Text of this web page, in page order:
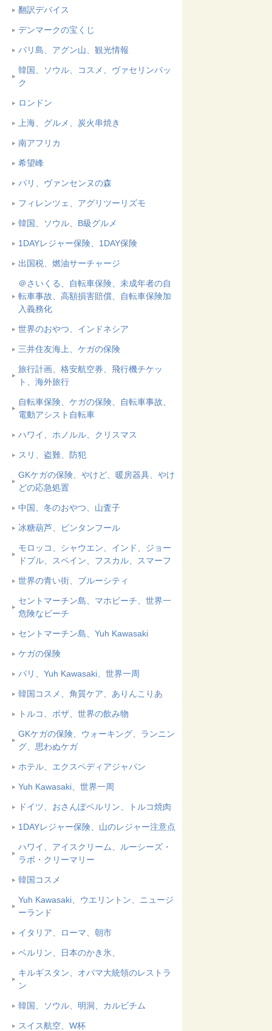
翻訳デバイス
デンマークの宝くじ
バリ島、アグン山、観光情報
韓国、ソウル、コスメ、ヴァセリンパッ
ク
ロンドン
上海、グルメ、炭火串焼き
南アフリカ
希望峰
パリ、ヴァンセンヌの森
フィレンツェ、アグリツーリズモ
韓国、ソウル、B級グルメ
1DAYレジャー保険、1DAY保険
出国税、燃油サーチャージ
＠さいくる、自転車保険、未成年者の自
転車事故、高額損害賠償、自転車保険加
入義務化
世界のおやつ、インドネシア
三井住友海上、ケガの保険
旅行計画、格安航空券、飛行機チケッ
ト、海外旅行
自転車保険、ケガの保険、自転車事故、
電動アシスト自転車
ハワイ、ホノルル、クリスマス
スリ、盗難、防犯
GKケガの保険、やけど、暖房器具、やけ
どの応急処置
中国、冬のおやつ、山査子
冰糖葫芦、ビンタンフール
モロッコ、シャウエン、インド、ジョー
ドプル、スペイン、フスカル、スマーフ
世界の青い街、ブルーシティ
セントマーチン島、マホビーチ、世界一
危険なビーチ
セントマーチン島、Yuh Kawasaki
ケガの保険
パリ、Yuh Kawasaki、世界一周
韓国コスメ、角質ケア、ありんこりあ
トルコ、ボザ、世界の飲み物
GKケガの保険、ウォーキング、ランニン
グ、思わぬケガ
ホテル、エクスペディアジャパン
Yuh Kawasaki、世界一周
ドイツ、おさんぽベルリン、トルコ焼肉
1DAYレジャー保険、山のレジャー注意点
ハワイ、アイスクリーム、ルーシーズ・
ラボ・クリーマリー
韓国コスメ
Yuh Kawasaki、ウエリントン、ニュージ
ーランド
イタリア、ローマ、朝市
ベルリン、日本のかき氷、
キルギスタン、オバマ大統領のレストラ
ン
韓国、ソウル、明洞、カルビチム
スイス航空、W杯